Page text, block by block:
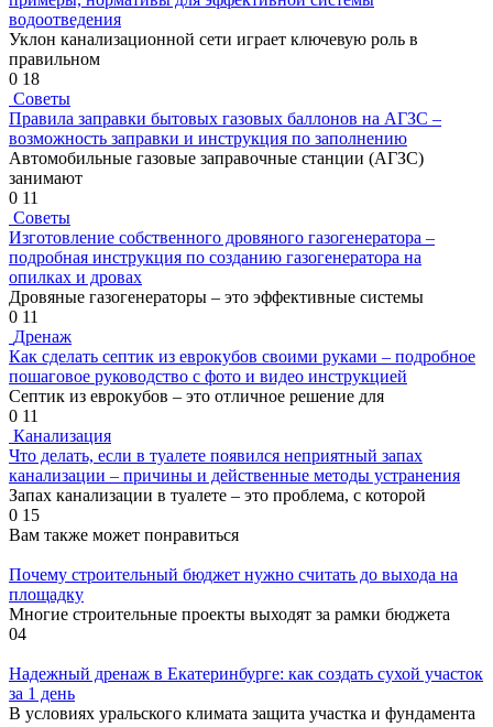
водоотведения
Уклон канализационной сети играет ключевую роль в
правильном
0 18
Советы
Правила заправки бытовых газовых баллонов на АГЗС –
возможность заправки и инструкция по заполнению
Автомобильные газовые заправочные станции (АГЗС)
занимают
0 11
Советы
Изготовление собственного дровяного газогенератора –
подробная инструкция по созданию газогенератора на
опилках и дровах
Дровяные газогенераторы – это эффективные системы
0 11
Дренаж
Как сделать септик из еврокубов своими руками – подробное
пошаговое руководство с фото и видео инструкцией
Септик из еврокубов – это отличное решение для
0 11
Канализация
Что делать, если в туалете появился неприятный запах
канализации – причины и действенные методы устранения
Запах канализации в туалете – это проблема, с которой
0 15
Вам также может понравиться
Почему строительный бюджет нужно считать до выхода на
площадку
Многие строительные проекты выходят за рамки бюджета
04
Надежный дренаж в Екатеринбурге: как создать сухой участок
за 1 день
В условиях уральского климата защита участка и фундамента